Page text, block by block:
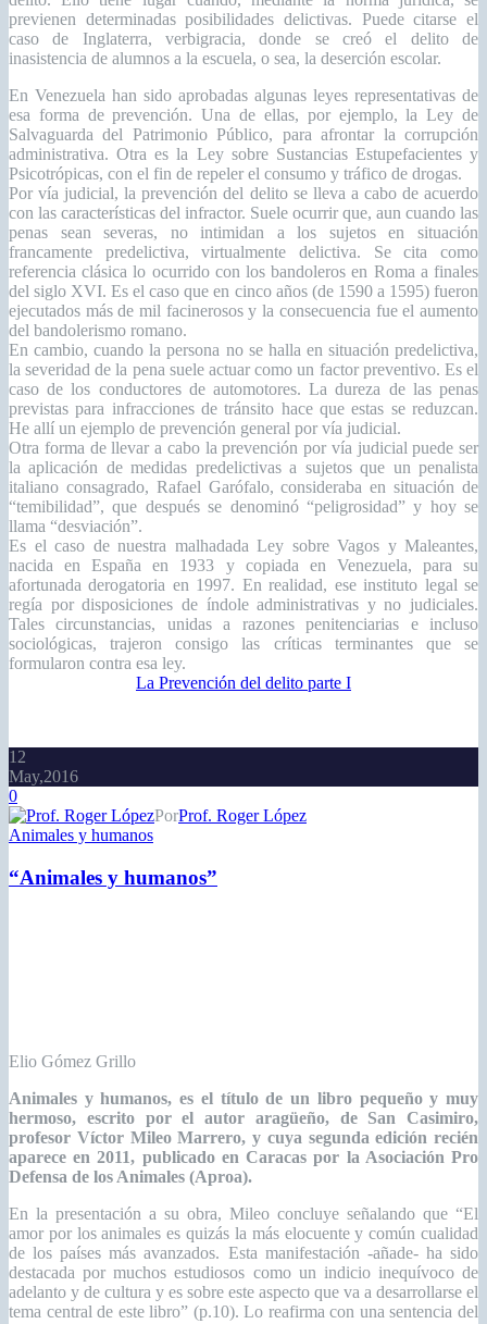
En Venezuela han sido aprobadas algunas leyes representativas de
esa forma de prevención. Una de ellas, por ejemplo, la Ley de
Salvaguarda del Patrimonio Público, para afrontar la corrupción
administrativa. Otra es la Ley sobre Sustancias Estupefacientes y
Psicotrópicas, con el fin de repeler el consumo y tráfico de drogas.
Por vía judicial, la prevención del delito se lleva a cabo de acuerdo
con las características del infractor. Suele ocurrir que, aun cuando las
penas sean severas, no intimidan a los sujetos en situación
francamente predelictiva, virtualmente delictiva. Se cita como
referencia clásica lo ocurrido con los bandoleros en Roma a finales
del siglo XVI. Es el caso que en cinco años (de 1590 a 1595) fueron
ejecutados más de mil facinerosos y la consecuencia fue el aumento
del bandolerismo romano.
En cambio, cuando la persona no se halla en situación predelictiva,
la severidad de la pena suele actuar como un factor preventivo. Es el
caso de los conductores de automotores. La dureza de las penas
previstas para infracciones de tránsito hace que estas se reduzcan.
He allí un ejemplo de prevención general por vía judicial.
Otra forma de llevar a cabo la prevención por vía judicial puede ser
la aplicación de medidas predelictivas a sujetos que un penalista
italiano consagrado, Rafael Garófalo, consideraba en situación de
“temibilidad”, que después se denominó “peligrosidad” y hoy se
llama “desviación”.
Es el caso de nuestra malhadada Ley sobre Vagos y Maleantes,
nacida en España en 1933 y copiada en Venezuela, para su
afortunada derogatoria en 1997. En realidad, ese instituto legal se
regía por disposiciones de índole administrativas y no judiciales.
Tales circunstancias, unidas a razones penitenciarias e incluso
sociológicas, trajeron consigo las críticas terminantes que se
formularon contra esa ley.
La Prevención del delito parte I
12
Animales y humanos
“Animales y humanos”
Elio Gómez Grillo
amor por los animales es quizás la más elocuente y común cualidad
destacada por muchos estudiosos como un indicio inequívoco de
adelanto y de cultura y es sobre este aspecto que va a desarrollarse el
tema central de este libro” (p.10). Lo reafirma con una sentencia del
sabio Alejandro de Humboldt: “El grado de civilización de un
pueblo se mide por la forma en que trata a los animales. La crueldad
degeneradas y de la gente vulgar” (p.19).Leer más
12
May,2016
0
PorProf. Roger López